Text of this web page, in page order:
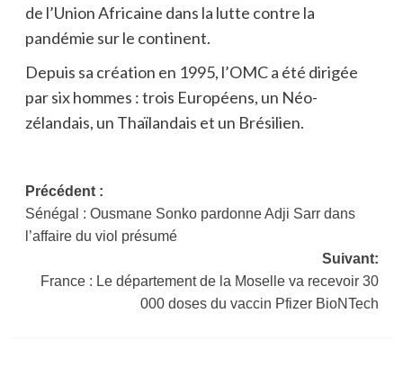
de l’Union Africaine dans la lutte contre la
pandémie sur le continent.
Depuis sa création en 1995, l’OMC a été dirigée
par six hommes : trois Européens, un Néo-
zélandais, un Thaïlandais et un Brésilien.
Navigation
d’article
Précédent :
Sénégal : Ousmane Sonko pardonne Adji Sarr dans
l’affaire du viol présumé
Suivant:
France : Le département de la Moselle va recevoir 30
000 doses du vaccin Pfizer BioNTech